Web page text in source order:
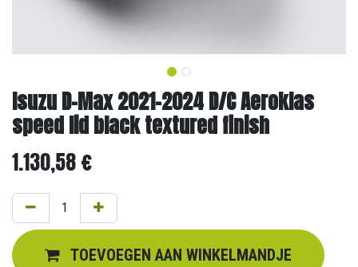
Isuzu D-Max 2021-2024 D/C Aeroklas
speed lid black textured finish
1.130,58€
TOEVOEGEN AAN WINKELMANDJE